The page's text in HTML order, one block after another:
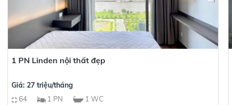
1 PN Linden nội thất đẹp
Giá: 27 triệu/tháng
64
1 PN
1 WC